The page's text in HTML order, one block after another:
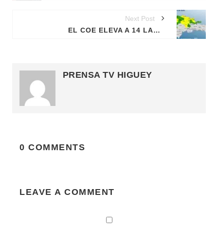
Next Post
EL COE ELEVA A 14 LAS PROVINCIAS EN ALERTA POR VAGUADA
PRENSA TV HIGUEY
0 COMMENTS
LEAVE A COMMENT